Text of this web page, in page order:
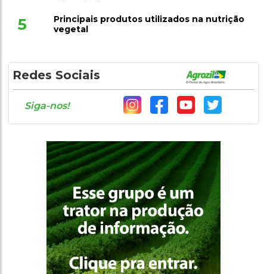
5
Principais produtos utilizados na nutrição
vegetal
Redes Sociais
Siga-nos!